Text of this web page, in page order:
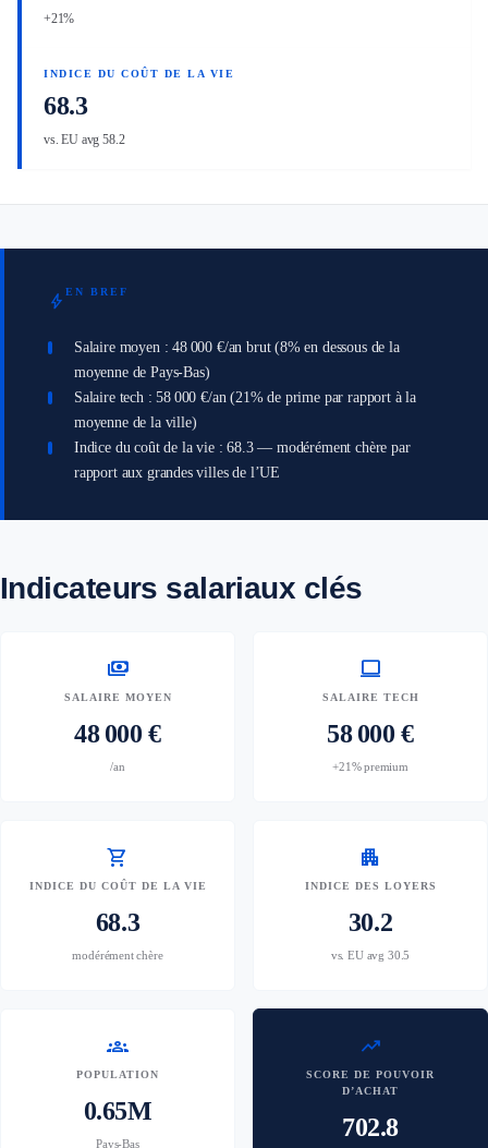
+21%
INDICE DU COÛT DE LA VIE
68.3
vs. EU avg 58.2
bolt EN BREF
Salaire moyen : 48 000 €/an brut (8% en dessous de la
moyenne de Pays-Bas)
Salaire tech : 58 000 €/an (21% de prime par rapport à la
moyenne de la ville)
Indice du coût de la vie : 68.3 — modérément chère par
rapport aux grandes villes de l’UE
Indicateurs salariaux clés
payments
SALAIRE MOYEN
48 000 €
/an
computer
SALAIRE TECH
58 000 €
+21% premium
shopping_cart
INDICE DU COÛT DE LA VIE
68.3
modérément chère
apartment
INDICE DES LOYERS
30.2
vs. EU avg 30.5
groups
POPULATION
0.65M
Pays-Bas
trending_up
SCORE DE POUVOIR
D’ACHAT
702.8